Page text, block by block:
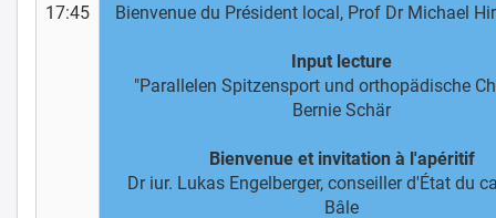
17:45
Bienvenue du Président local, Prof Dr Michael
Input lecture
"Parallelen Spitzensport und orthopädische
Bernie Schär
Bienvenue et invitation à l'apéritif
Dr iur. Lukas Engelberger, conseiller d'État du
Bâle